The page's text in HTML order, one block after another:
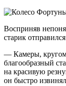
Восприняв
старик
— Камеры,
благообразный
на красивую
он быстро